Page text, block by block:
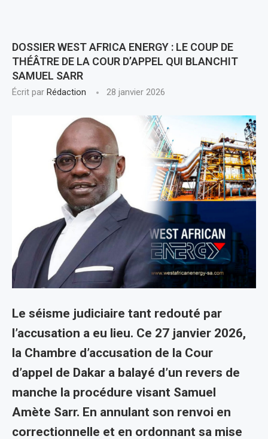
DOSSIER WEST AFRICA ENERGY : LE COUP DE
THÉÂTRE DE LA COUR D’APPEL QUI BLANCHIT
SAMUEL SARR
Écrit par Rédaction 28 janvier 2026
Le séisme judiciaire tant redouté par
l’accusation a eu lieu. Ce 27 janvier 2026,
la Chambre d’accusation de la Cour
d’appel de Dakar a balayé d’un revers de
manche la procédure visant Samuel
Amète Sarr. En annulant son renvoi en
correctionnelle et en ordonnant sa mise